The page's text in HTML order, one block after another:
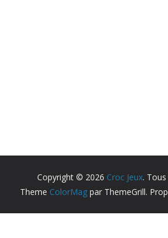
Copyright © 2026 Croc Jeux.
Theme ColorMag par ThemeGrill.